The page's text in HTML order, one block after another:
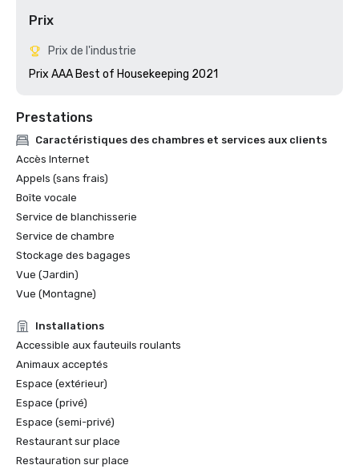
Prix
Prix de l'industrie
Prix AAA Best of Housekeeping 2021
Prestations
Caractéristiques des chambres et services aux clients
Accès Internet
Appels (sans frais)
Boîte vocale
Service de blanchisserie
Service de chambre
Stockage des bagages
Vue (Jardin)
Vue (Montagne)
Installations
Accessible aux fauteuils roulants
Animaux acceptés
Espace (extérieur)
Espace (privé)
Espace (semi-privé)
Restaurant sur place
Restauration sur place